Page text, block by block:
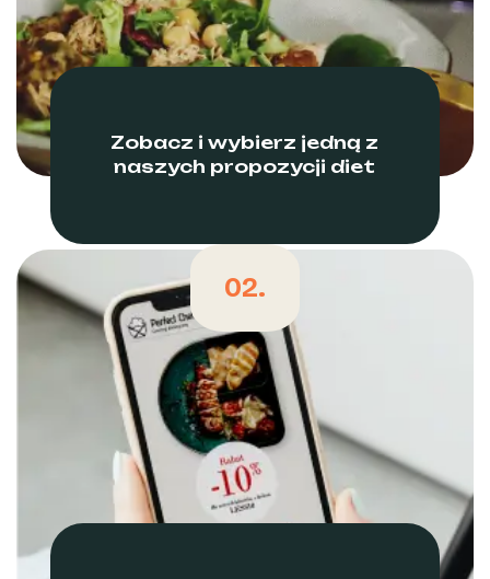
Zobacz i wybierz jedną z
naszych propozycji diet
02.